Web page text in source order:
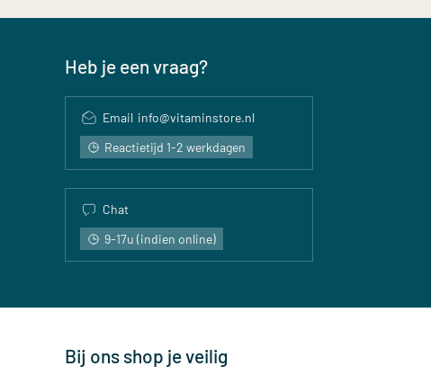
Heb je een vraag?
Email info@vitaminstore.nl
Reactietijd 1-2 werkdagen
Chat
9-17u (indien online)
Bij ons shop je veilig